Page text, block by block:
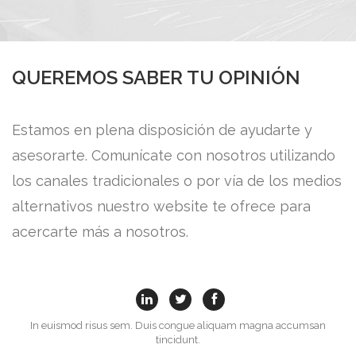
QUEREMOS SABER TU OPINIÓN
Estamos en plena disposición de ayudarte y
asesorarte. Comunícate con nosotros utilizando
los canales tradicionales o por vía de los medios
alternativos nuestro website te ofrece para
acercarte más a nosotros.
In euismod risus sem. Duis congue aliquam magna accumsan
tincidunt.